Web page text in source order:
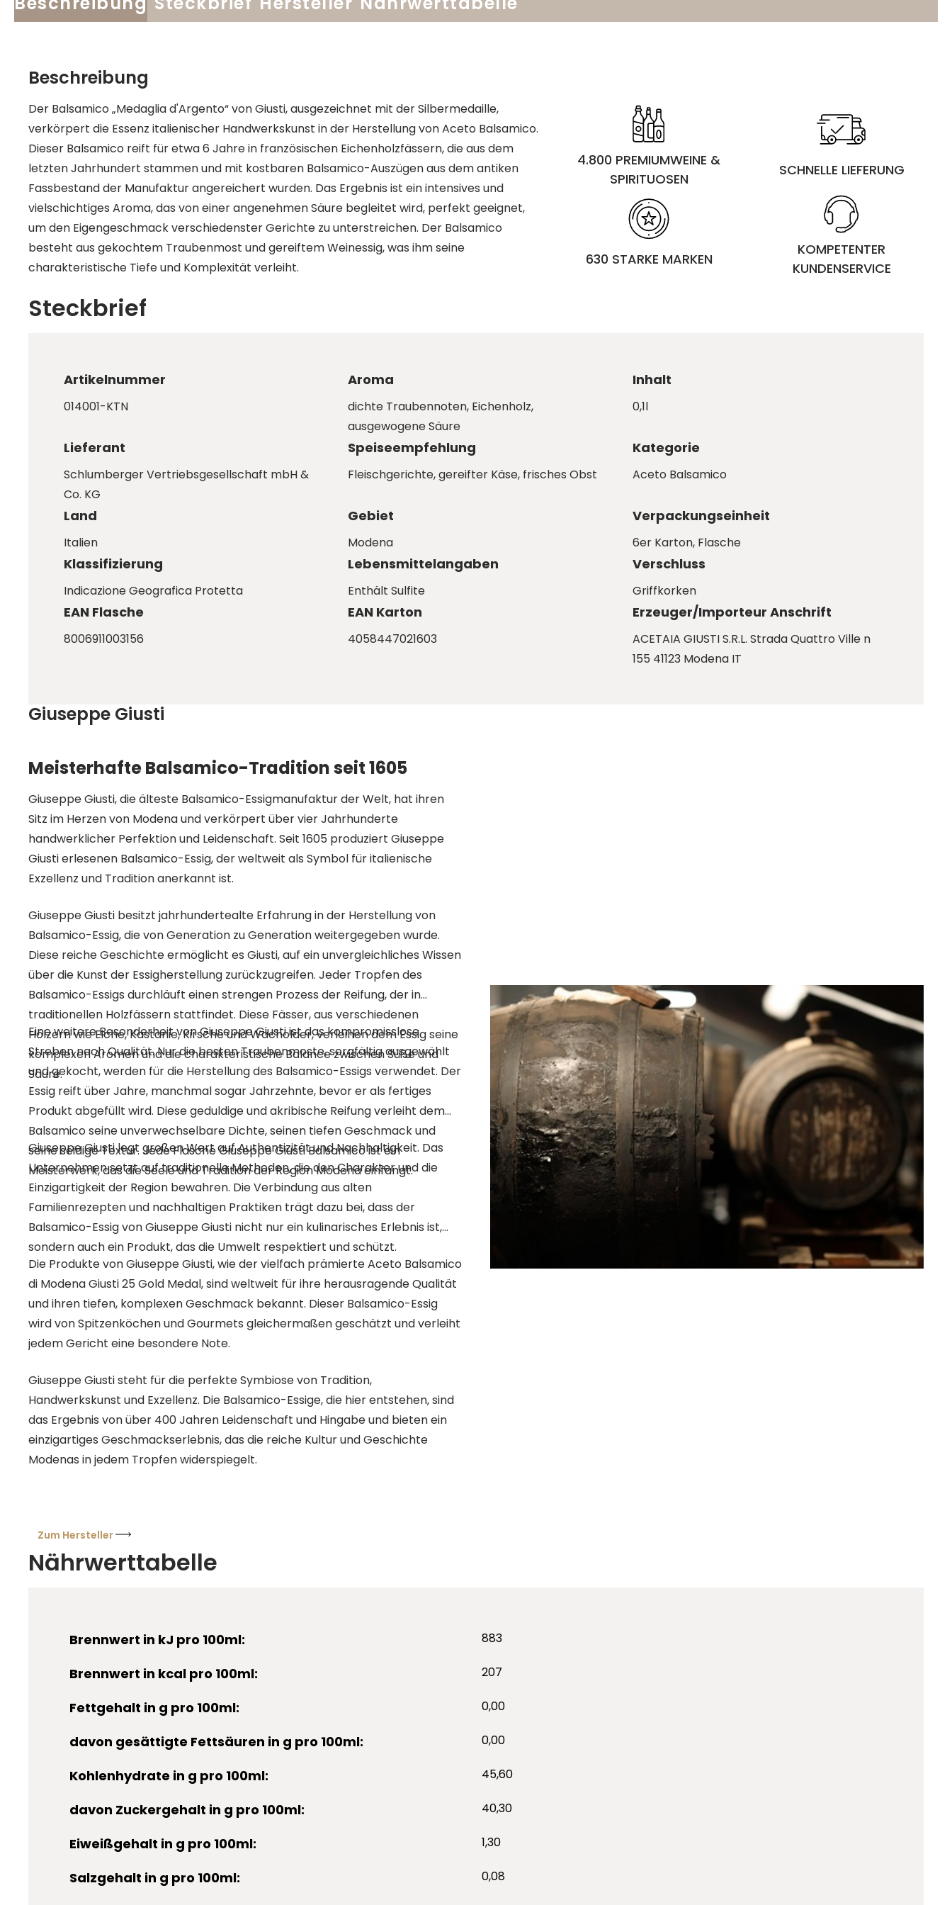
Beschreibung
Der Balsamico „Medaglia d'Argento“ von Giusti, ausgezeichnet mit der Silbermedaille,
verkörpert die Essenz italienischer Handwerkskunst in der Herstellung von Aceto Balsamico.
Dieser Balsamico reift für etwa 6 Jahre in französischen Eichenholzfässern, die aus dem
letzten Jahrhundert stammen und mit kostbaren Balsamico-Auszügen aus dem antiken
Fassbestand der Manufaktur angereichert wurden. Das Ergebnis ist ein intensives und
vielschichtiges Aroma, das von einer angenehmen Säure begleitet wird, perfekt geeignet,
um den Eigengeschmack verschiedenster Gerichte zu unterstreichen. Der Balsamico
besteht aus gekochtem Traubenmost und gereiftem Weinessig, was ihm seine
charakteristische Tiefe und Komplexität verleiht.
4.800 PREMIUMWEINE &
SPIRITUOSEN
SCHNELLE LIEFERUNG
630 STARKE MARKEN
KOMPETENTER
KUNDENSERVICE
Steckbrief
Artikelnummer
014001-KTN
Aroma
dichte Traubennoten, Eichenholz,
ausgewogene Säure
Inhalt
0,1l
Lieferant
Schlumberger Vertriebsgesellschaft mbH &
Co. KG
Speiseempfehlung
Fleischgerichte, gereifter Käse, frisches Obst
Kategorie
Aceto Balsamico
Land
Italien
Gebiet
Modena
Verpackungseinheit
6er Karton, Flasche
Klassifizierung
Indicazione Geografica Protetta
Lebensmittelangaben
Enthält Sulfite
Verschluss
Griffkorken
EAN Flasche
8006911003156
EAN Karton
4058447021603
Erzeuger/Importeur Anschrift
ACETAIA GIUSTI S.R.L. Strada Quattro Ville n
155 41123 Modena IT
Giuseppe Giusti
Meisterhafte Balsamico-Tradition seit 1605
Giuseppe Giusti, die älteste Balsamico-Essigmanufaktur der Welt, hat ihren
Sitz im Herzen von Modena und verkörpert über vier Jahrhunderte
handwerklicher Perfektion und Leidenschaft. Seit 1605 produziert Giuseppe
Giusti erlesenen Balsamico-Essig, der weltweit als Symbol für italienische
Exzellenz und Tradition anerkannt ist.
Giuseppe Giusti besitzt jahrhundertealte Erfahrung in der Herstellung von
Balsamico-Essig, die von Generation zu Generation weitergegeben wurde.
Diese reiche Geschichte ermöglicht es Giusti, auf ein unvergleichliches Wissen
über die Kunst der Essigherstellung zurückzugreifen. Jeder Tropfen des
Balsamico-Essigs durchläuft einen strengen Prozess der Reifung, der in
traditionellen Holzfässern stattfindet. Diese Fässer, aus verschiedenen
Hölzern wie Eiche, Kastanie, Kirsche und Wacholder, verleihen dem Essig seine
komplexen Aromen und die charakteristische Balance zwischen Süße und
Säure.
Eine weitere Besonderheit von Giuseppe Giusti ist das kompromisslose
Streben nach Qualität. Nur die besten Traubenmoste, sorgfältig ausgewählt
und gekocht, werden für die Herstellung des Balsamico-Essigs verwendet. Der
Essig reift über Jahre, manchmal sogar Jahrzehnte, bevor er als fertiges
Produkt abgefüllt wird. Diese geduldige und akribische Reifung verleiht dem
Balsamico seine unverwechselbare Dichte, seinen tiefen Geschmack und
seine seidige Textur. Jede Flasche Giuseppe Giusti Balsamico ist ein
Meisterwerk, das die Seele und Tradition der Region Modena einfängt.
Giuseppe Giusti legt großen Wert auf Authentizität und Nachhaltigkeit. Das
Unternehmen setzt auf traditionelle Methoden, die den Charakter und die
Einzigartigkeit der Region bewahren. Die Verbindung aus alten
Familienrezepten und nachhaltigen Praktiken trägt dazu bei, dass der
Balsamico-Essig von Giuseppe Giusti nicht nur ein kulinarisches Erlebnis ist,
sondern auch ein Produkt, das die Umwelt respektiert und schützt.
Die Produkte von Giuseppe Giusti, wie der vielfach prämierte Aceto Balsamico
di Modena Giusti 25 Gold Medal, sind weltweit für ihre herausragende Qualität
und ihren tiefen, komplexen Geschmack bekannt. Dieser Balsamico-Essig
wird von Spitzenköchen und Gourmets gleichermaßen geschätzt und verleiht
jedem Gericht eine besondere Note.
Giuseppe Giusti steht für die perfekte Symbiose von Tradition,
Handwerkskunst und Exzellenz. Die Balsamico-Essige, die hier entstehen, sind
das Ergebnis von über 400 Jahren Leidenschaft und Hingabe und bieten ein
einzigartiges Geschmackserlebnis, das die reiche Kultur und Geschichte
Modenas in jedem Tropfen widerspiegelt.
Zum Hersteller
Nährwerttabelle
Fettgehalt in g pro 100ml: 0,00
Salzgehalt in g pro 100ml: 0,08
Eiweißgehalt in g pro 100ml: 1,30
Kohlenhydrate in g pro 100ml: 45,60
Brennwert in kJ pro 100ml: 883
davon Zuckergehalt in g pro 100ml: 40,30
davon gesättigte Fettsäuren in g pro 100ml: 0,00
Brennwert in kcal pro 100ml: 207